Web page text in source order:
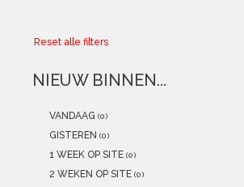
Kadobonnen
POSTERS(NEW)
Reset alle filters
NIEUW BINNEN...
VANDAAG (0)
GISTEREN (0)
1 WEEK OP SITE (0)
2 WEKEN OP SITE (0)